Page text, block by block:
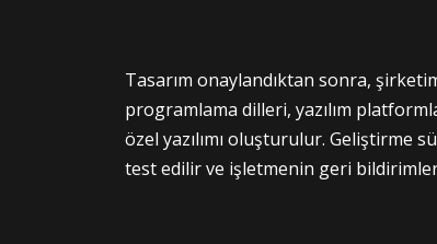
Tasarım onaylandıktan sonra,
programlama dilleri, yazılım
özel yazılımı oluşturulur. Geliştirme
test edilir ve işletmenin geri